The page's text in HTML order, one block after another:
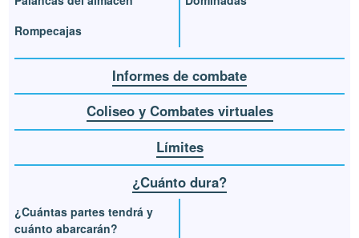
Rompecajas
Informes de combate
Coliseo y Combates virtuales
Límites
¿Cuánto dura?
¿Cuántas partes tendrá y
cuánto abarcarán?